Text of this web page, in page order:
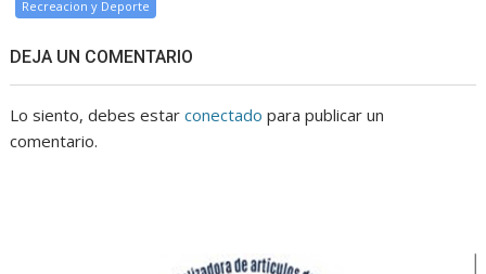
Recreacion y Deporte
DEJA UN COMENTARIO
Lo siento, debes estarconectado para publicar un
comentario.